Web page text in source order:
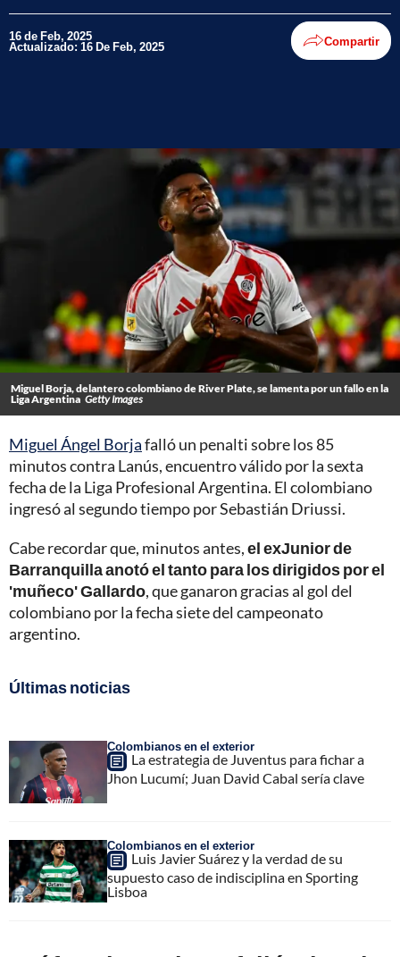
16 de Feb, 2025
Actualizado: 16 De Feb, 2025 Compartir
Miguel Borja, delantero colombiano de River Plate, se lamenta por un fallo en la
Liga Argentina Getty Images
Miguel Ángel Borjafalló un penalti sobre los 85
minutos contra Lanús, encuentro válido por la sexta
fecha de la Liga Profesional Argentina. El colombiano
ingresó al segundo tiempo por Sebastián Driussi.
Cabe recordar que, minutos antes,el exJunior de
Barranquilla anotó el tanto para los dirigidos por el
'muñeco' Gallardo, que ganaron gracias al gol del
colombiano por la fecha siete del campeonato
argentino.
Últimas noticias
Colombianos en el exterior
La estrategia de Juventus para fichar a
Jhon Lucumí; Juan David Cabal sería clave
Colombianos en el exterior
Luis Javier Suárez y la verdad de su
supuesto caso de indisciplina en Sporting
Lisboa